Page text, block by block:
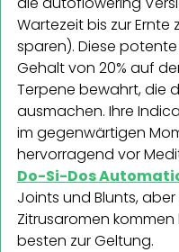
Wartezeit bis zur Ernte
sparen). Diese
Gehalt von 20% auf
Terpene bewahrt, die
ausmachen. Ihre
im gegenwärtigen
hervorragend vor
Do-Si-Dos
Joints und Blunts,
Zitrusaromen
besten zur Geltung.